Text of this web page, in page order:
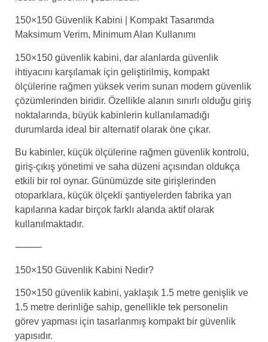
150×150 Güvenlik Kabini | Kompakt Tasarımda
Maksimum Verim, Minimum Alan Kullanımı
150×150 güvenlik kabini, dar alanlarda güvenlik
ihtiyacını karşılamak için geliştirilmiş, kompakt
ölçülerine rağmen yüksek verim sunan modern güvenlik
çözümlerinden biridir. Özellikle alanın sınırlı olduğu giriş
noktalarında, büyük kabinlerin kullanılamadığı
durumlarda ideal bir alternatif olarak öne çıkar.
Bu kabinler, küçük ölçülerine rağmen güvenlik kontrolü,
giriş-çıkış yönetimi ve saha düzeni açısından oldukça
etkili bir rol oynar. Günümüzde site girişlerinden
otoparklara, küçük ölçekli şantiyelerden fabrika yan
kapılarına kadar birçok farklı alanda aktif olarak
kullanılmaktadır.
⸻
150×150 Güvenlik Kabini Nedir?
150×150 güvenlik kabini, yaklaşık 1.5 metre genişlik ve
1.5 metre derinliğe sahip, genellikle tek personelin
görev yapması için tasarlanmış kompakt bir güvenlik
yapısıdır.